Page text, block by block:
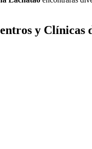
y Clínicas